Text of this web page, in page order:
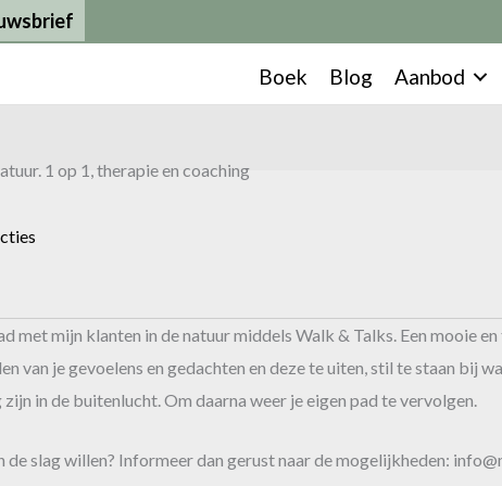
Boek Blog Aanbod
met mijn klanten in de natuur middels Walk & Talks. Een mooie
van je gevoelens en gedachten en deze te uiten, stil te staan bij
in de buitenlucht. Om daarna weer je eigen pad te vervolgen.
slag willen? Informeer dan gerust naar de mogelijkheden: